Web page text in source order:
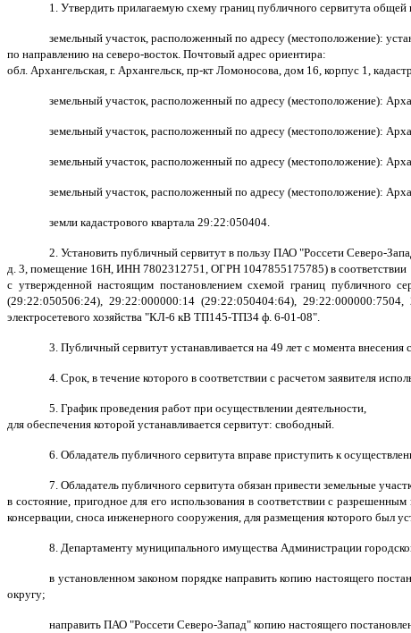
1. Утвердить прилагаемую схему границ публичного сервитута
земельный участок, расположенный по адресу (местоположение):
по направлению на северо-восток. Почтовый адрес ориентира:
обл. Архангельская, г. Архангельск, пр-кт Ломоносова, дом 16, корпус 1,
земельный участок, расположенный по адресу (местоположение):
земельный участок, расположенный по адресу (местоположение):
земельный участок, расположенный по адресу (местоположение):
земельный участок, расположенный по адресу (местоположение):
земли кадастрового квартала 29:22:050404.
2. Установить публичный сервитут в пользу ПАО "Россети Северо-
д. 3, помещение 16Н, ИНН 7802312751, ОГРН 1047855175785) в соответствии
с утвержденной настоящим постановлением схемой границ публичного
(29:22:050506:24), 29:22:000000:14 (29:22:050404:64), 29:22:000000:7504,
электросетевого хозяйства "КЛ-6 кВ ТП145-ТП34 ф. 6-01-08".
3. Публичный сервитут устанавливается на 49 лет с момента
4. Срок, в течение которого в соответствии с расчетом заявителя
5. График проведения работ при осуществлении деятельности,
для обеспечения которой устанавливается сервитут: свободный.
6. Обладатель публичного сервитута вправе приступить к
7. Обладатель публичного сервитута обязан привести земельные
в состояние, пригодное для его использования в соответствии с
консервации, сноса инженерного сооружения, для размещения которого был
8. Департаменту муниципального имущества Администрации
в установленном законом порядке направить копию настоящего
округу;
направить ПАО "Россети Северо-Запад" копию настоящего